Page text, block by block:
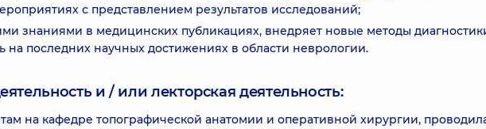
с представлением результатов исследований;
знаниями в медицинских публикациях, внедряет новые методы
на последних научных достижениях в области неврологии.
и / или лекторская деятельность:
на кафедре топографической анатомии и оперативной хирургии,